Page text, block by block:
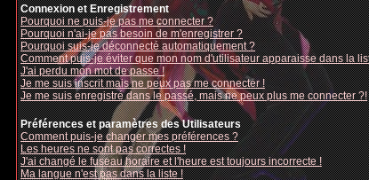
Connexion et Enregistrement
Pourquoi ne puis-je pas me connecter ?
Pourquoi n'ai-je pas besoin de m'enregistrer ?
Pourquoi suis-je déconnecté automatiquement ?
Comment puis-je éviter que mon nom d'utilisateur apparaisse dans la
J'ai perdu mon mot de passe !
Je me suis inscrit mais ne peux pas me connecter !
Je me suis enregistré dans le passé, mais ne peux plus me connecter ?!
Préférences et paramètres des Utilisateurs
Comment puis-je changer mes préférences ?
Les heures ne sont pas correctes !
J'ai changé le fuseau horaire et l'heure est toujours incorrecte !
Ma langue n'est pas dans la liste !